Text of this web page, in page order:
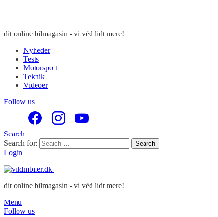
dit online bilmagasin - vi véd lidt mere!
Nyheder
Tests
Motorsport
Teknik
Videoer
Follow us
Search
Search for:
Search
Login
dit online bilmagasin - vi véd lidt mere!
Menu
Follow us